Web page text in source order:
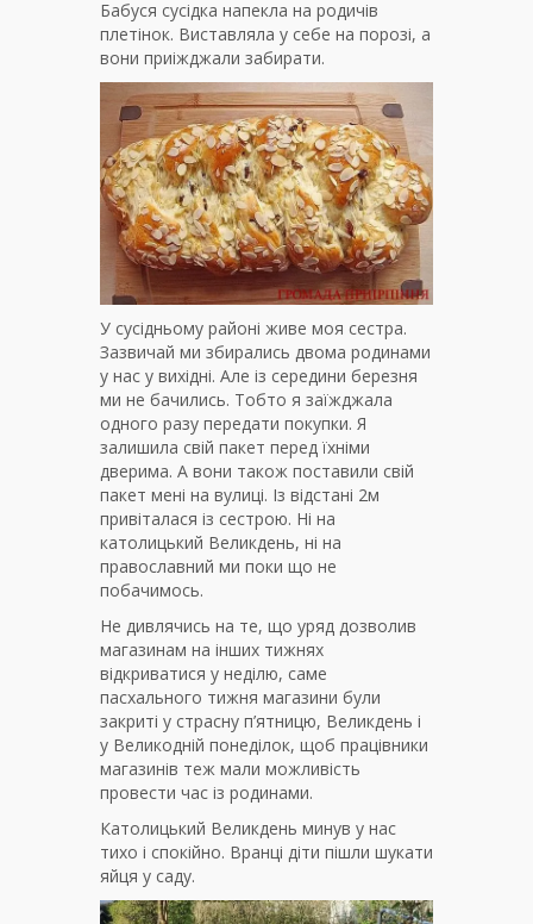
Бабуся сусідка напекла на родичів
плетінок. Виставляла у себе на порозі, а
вони приіжджали забирати.
У сусідньому районі живе моя сестра.
Зазвичай ми збирались двома родинами
у нас у вихідні. Але із середини березня
ми не бачились. Тобто я заїжджала
одного разу передати покупки. Я
залишила свій пакет перед їхніми
дверима. А вони також поставили свій
пакет мені на вулиці. Із відстані 2м
привіталася із сестрою. Ні на
католицький Великдень, ні на
православний ми поки що не
побачимось.
Не дивлячись на те, що уряд дозволив
магазинам на інших тижнях
відкриватися у неділю, саме
пасхального тижня магазини були
закриті у страсну п’ятницю, Великдень і
у Великодній понеділок, щоб працівники
магазинів теж мали можливість
провести час із родинами.
Католицький Великдень минув у нас
тихо і спокійно. Вранці діти пішли шукати
яйця у саду.